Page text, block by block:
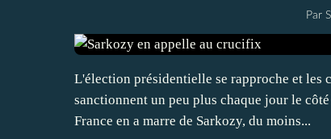
Par
L'élection présidentielle se rapproche et les
sanctionnent un peu plus chaque jour le
France en a marre de Sarkozy, du moins...